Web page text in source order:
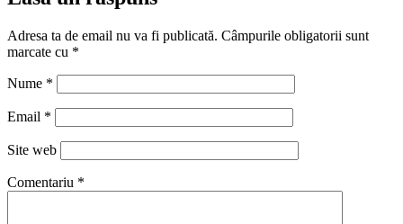
Adresa ta de email nu va fi publicată. Câmpurile obligatorii sunt
marcate cu *
Nume *
Email *
Site web
Comentariu *